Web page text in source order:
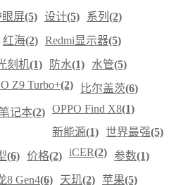
眼屏(5) 设计(5) 系列 (2)
红海(2) Redmi显示器(5)
刻机(1) 防水(1) 水管(5)
Z9 Turbo+(2) 比尔盖茨(6)
记本(2) OPPO Find X8(1)
新能源(1) 世界最强(5)
(6) 价格(2) iCER(2) 参数(1)
8 Gen4(6) 天玑(2) 苹果(5)